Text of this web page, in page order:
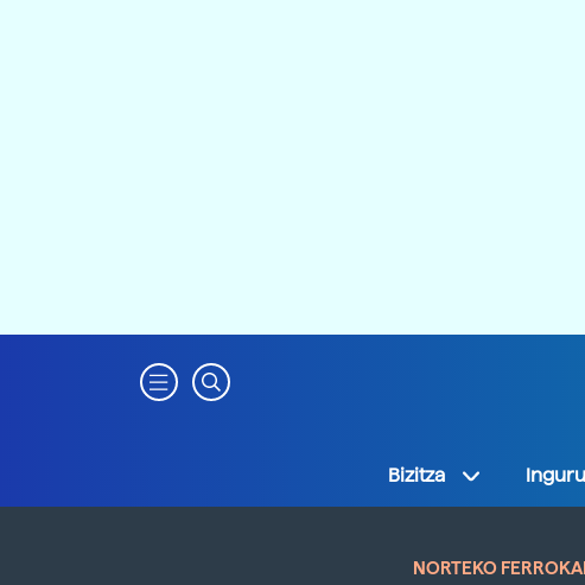
Bizitza
NORTEKO